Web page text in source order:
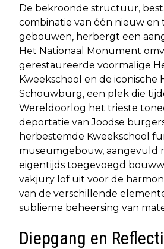
De bekroonde structuur,
combinatie van één nieuw en
gebouwen, herbergt een
Het Nationaal Monument
gerestaureerde voormalige
Kweekschool en de iconische
Schouwburg, een plek die
Wereldoorlog het trieste
deportatie van Joodse
herbestemde Kweekschool
museumgebouw, aangevuld
eigentijds toegevoegd
vakjury lof uit voor de
van de verschillende
sublieme beheersing van
Diepgang en